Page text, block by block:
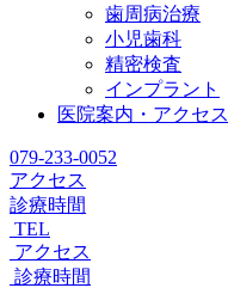
歯周病治療
小児歯科
精密検査
インプラント
医院案内・アクセス
079-233-0052
アクセス
診療時間
TEL
アクセス
診療時間